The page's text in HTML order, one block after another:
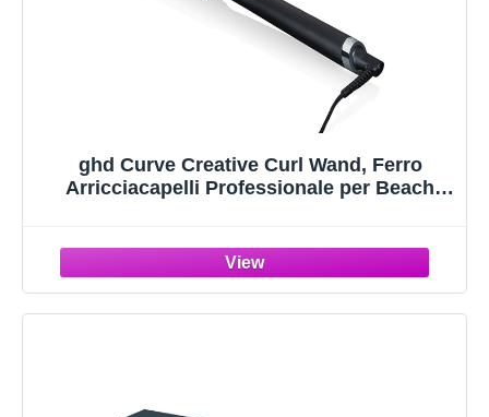
ghd Curve Creative Curl Wand, Ferro
Arricciacapelli Professionale per Beach
Costante, Styling Versatile e Sicuro, 23-28
mm